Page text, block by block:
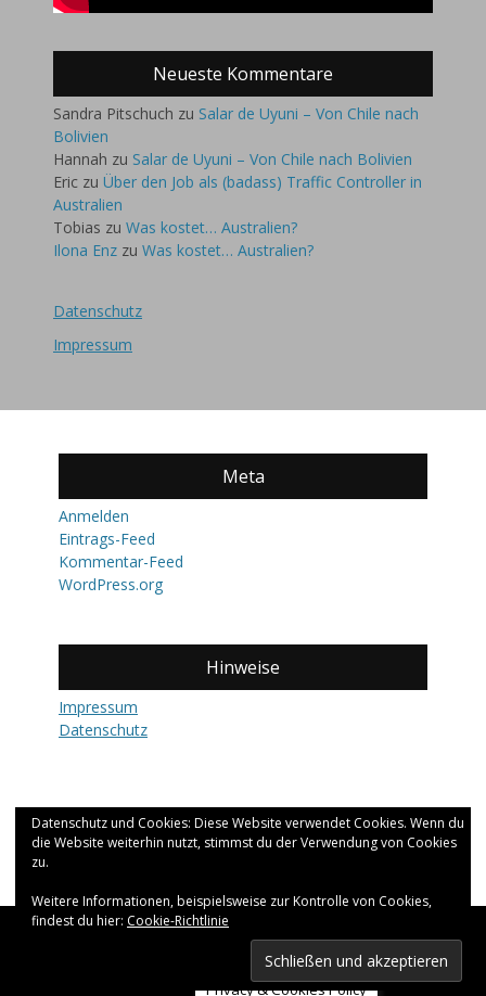
Neueste Kommentare
Sandra Pitschuch zu Salar de Uyuni – Von Chile nach
Bolivien
Hannah zu Salar de Uyuni – Von Chile nach Bolivien
Eric zu Über den Job als (badass) Traffic Controller in
Australien
Tobias zu Was kostet… Australien?
Ilona Enz zu Was kostet… Australien?
Datenschutz
Impressum
Meta
Anmelden
Eintrags-Feed
Kommentar-Feed
WordPress.org
Hinweise
Impressum
Datenschutz
fernweh.All Rights Reserved.
Catch Themes
Privacy & Cookies Policy
Datenschutz und Cookies: Diese Website verwendet Cookies. Wenn du
die Website weiterhin nutzt, stimmst du der Verwendung von Cookies
zu.
Weitere Informationen, beispielsweise zur Kontrolle von Cookies,
findest du hier: Cookie-Richtlinie